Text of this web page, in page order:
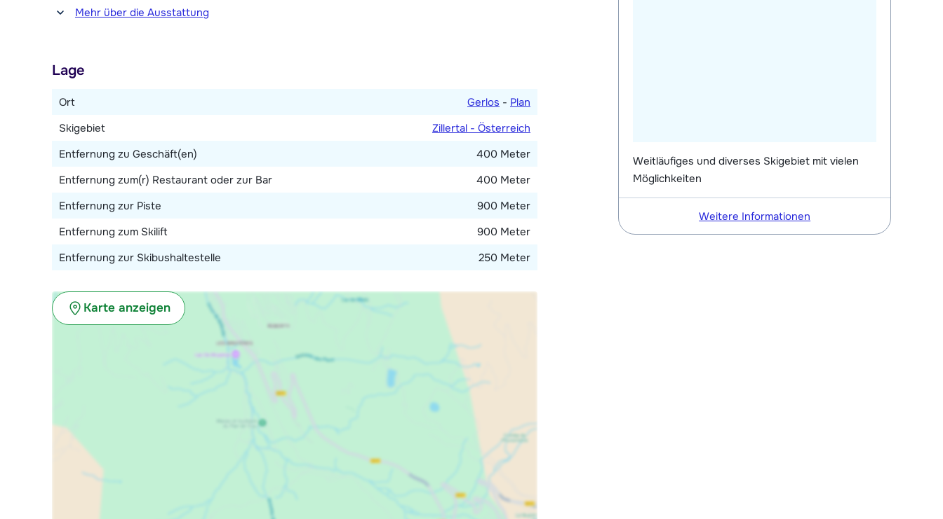
einem der Schlafzimmer oder im Wohnzimmer. Badezimmer mit Badewanne und/oder Dusche.
Mehr über die Ausstattung
Lage
Ort Gerlos - Plan
Skigebiet
Zillertal - Österreich
Entfernung zu Geschäft(en)
400 Meter
Entfernung zum(r) Restaurant oder zur Bar
400 Meter
Entfernung zur Piste
900 Meter
Entfernung zum Skilift
900 Meter
Entfernung zur Skibushaltestelle
250 Meter
Karte anzeigen
Weitläufiges und diverses Skigebiet mit vielen
Möglichkeiten
Weitere Informationen